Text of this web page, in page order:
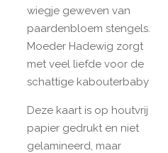
wiegje geweven van
paardenbloem stengels.
Moeder Hadewig zorgt
met veel liefde voor de
schattige kabouterbaby
Deze kaart is op houtvrij
papier gedrukt en niet
gelamineerd, maar